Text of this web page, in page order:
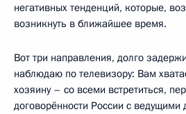
негативных тенденций, которые,
возникнуть в ближайшее время.
Вот три направления, долго
наблюдаю по телевизору: Вам
хозяину – со всеми встретиться,
договорённости России с